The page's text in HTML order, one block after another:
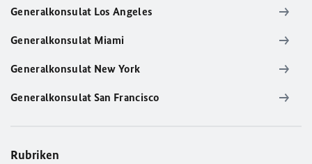
Generalkonsulat Los Angeles
Generalkonsulat Miami
Generalkonsulat New York
Generalkonsulat San Francisco
Rubriken